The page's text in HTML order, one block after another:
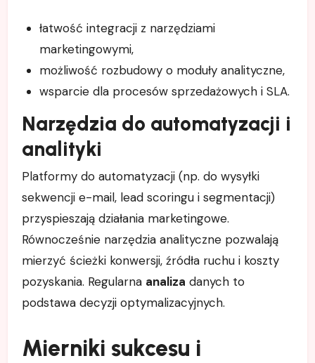
łatwość integracji z narzędziami
marketingowymi,
możliwość rozbudowy o moduły analityczne,
wsparcie dla procesów sprzedażowych i SLA.
Narzędzia do automatyzacji i
analityki
Platformy do automatyzacji (np. do wysyłki
sekwencji e-mail, lead scoringu i segmentacji)
przyspieszają działania marketingowe.
Równocześnie narzędzia analityczne pozwalają
mierzyć ścieżki konwersji, źródła ruchu i koszty
pozyskania. Regularna analiza danych to
podstawa decyzji optymalizacyjnych.
Mierniki sukcesu i